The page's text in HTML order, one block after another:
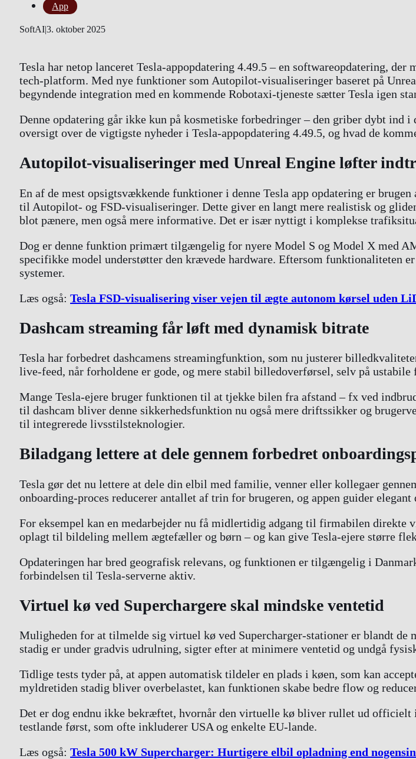
App
SoftAI|3. oktober 2025
Tesla har netop lanceret Tesla-appopdatering 4.49.5 – en softwareopdatering,
tech-platform. Med nye funktioner som Autopilot-visualiseringer baseret på
begyndende integration med en kommende Robotaxi-tjeneste sætter Tesla igen
Denne opdatering går ikke kun på kosmetiske forbedringer – den griber dybt ind i
oversigt over de vigtigste nyheder i Tesla-appopdatering 4.49.5, og hvad de
Autopilot-visualiseringer med Unreal Engine løfter
En af de mest opsigtsvækkende funktioner i denne Tesla app opdatering er
til Autopilot- og FSD-visualiseringer. Dette giver en langt mere realistisk og
blot pænere, men også mere informative. Det er især nyttigt i komplekse
Dog er denne funktion primært tilgængelig for nyere Model S og Model X med
specifikke model understøtter den krævede hardware. Eftersom funktionaliteten
systemer.
Læs også: Tesla FSD-visualisering viser vejen til ægte autonom kørsel uden
Dashcam streaming får løft med dynamisk bitrate
Tesla har forbedret dashcamens streamingfunktion, som nu justerer
live-feed, når forholdene er gode, og mere stabil billedoverførsel, selv på ustabile
Mange Tesla-ejere bruger funktionen til at tjekke bilen fra afstand – fx ved
til dashcam bliver denne sikkerhedsfunktion nu også mere driftssikker og
til integrerede livsstilsteknologier.
Biladgang lettere at dele gennem forbedret
Tesla gør det nu lettere at dele din elbil med familie, venner eller kollegaer
onboarding-proces reducerer antallet af trin for brugeren, og appen guider
For eksempel kan en medarbejder nu få midlertidig adgang til firmabilen direkte
oplagt til bildeling mellem ægtefæller og børn – og kan give Tesla-ejere større
Opdateringen har bred geografisk relevans, og funktionen er tilgængelig i
forbindelsen til Tesla-serverne aktiv.
Virtuel kø ved Superchargere skal mindske ventetid
Muligheden for at tilmelde sig virtuel kø ved Supercharger-stationer er blandt de
stadig er under gradvis udrulning, sigter efter at minimere ventetid og undgå
Tidlige tests tyder på, at appen automatisk tildeler en plads i køen, som kan
myldretiden stadig bliver overbelastet, kan funktionen skabe bedre flow og
Det er dog endnu ikke bekræftet, hvornår den virtuelle kø bliver rullet ud
testlande først, som ofte inkluderer USA og enkelte EU-lande.
Læs også: Tesla 500 kW Supercharger: Hurtigere elbil opladning end